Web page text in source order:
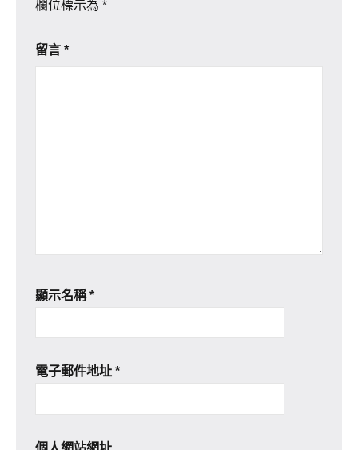
欄位標示為 *
留言 *
顯示名稱*
電子郵件地址 *